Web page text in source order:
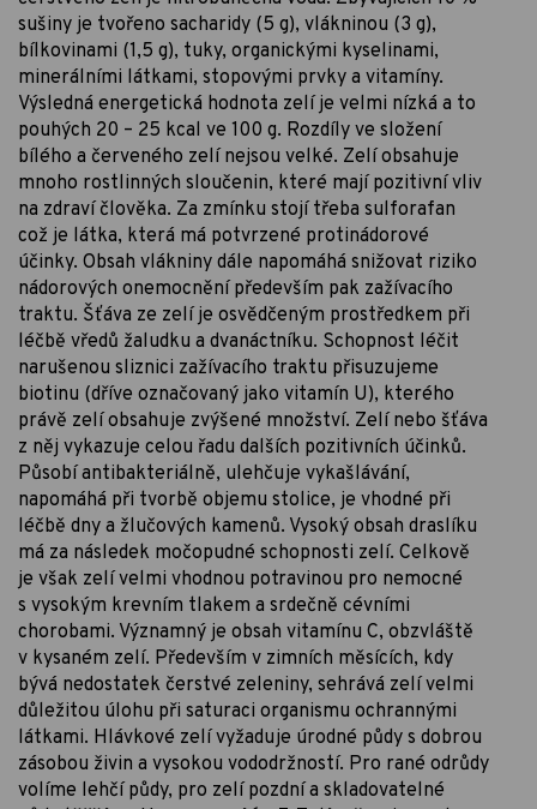
sušiny je tvořeno sacharidy (5 g), vlákninou (3 g),
bílkovinami (1,5 g), tuky, organickými kyselinami,
minerálními látkami, stopovými prvky a vitamíny.
Výsledná energetická hodnota zelí je velmi nízká a to
pouhých 20 – 25 kcal ve 100 g. Rozdíly ve složení
bílého a červeného zelí nejsou velké. Zelí obsahuje
mnoho rostlinných sloučenin, které mají pozitivní vliv
na zdraví člověka. Za zmínku stojí třeba sulforafan
což je látka, která má potvrzené protinádorové
účinky. Obsah vlákniny dále napomáhá snižovat riziko
nádorových onemocnění především pak zažívacího
traktu. Šťáva ze zelí je osvědčeným prostředkem při
léčbě vředů žaludku a dvanáctníku. Schopnost léčit
narušenou sliznici zažívacího traktu přisuzujeme
biotinu (dříve označovaný jako vitamín U), kterého
právě zelí obsahuje zvýšené množství. Zelí nebo šťáva
z něj vykazuje celou řadu dalších pozitivních účinků.
Působí antibakteriálně, ulehčuje vykašlávání,
napomáhá při tvorbě objemu stolice, je vhodné při
léčbě dny a žlučových kamenů. Vysoký obsah draslíku
má za následek močopudné schopnosti zelí. Celkově
je však zelí velmi vhodnou potravinou pro nemocné
s vysokým krevním tlakem a srdečně cévními
chorobami. Významný je obsah vitamínu C, obzvláště
v kysaném zelí. Především v zimních měsících, kdy
bývá nedostatek čerstvé zeleniny, sehrává zelí velmi
důležitou úlohu při saturaci organismu ochrannými
látkami. Hlávkové zelí vyžaduje úrodné půdy s dobrou
zásobou živin a vysokou vododržností. Pro rané odrůdy
volíme lehčí půdy, pro zelí pozdní a skladovatelné